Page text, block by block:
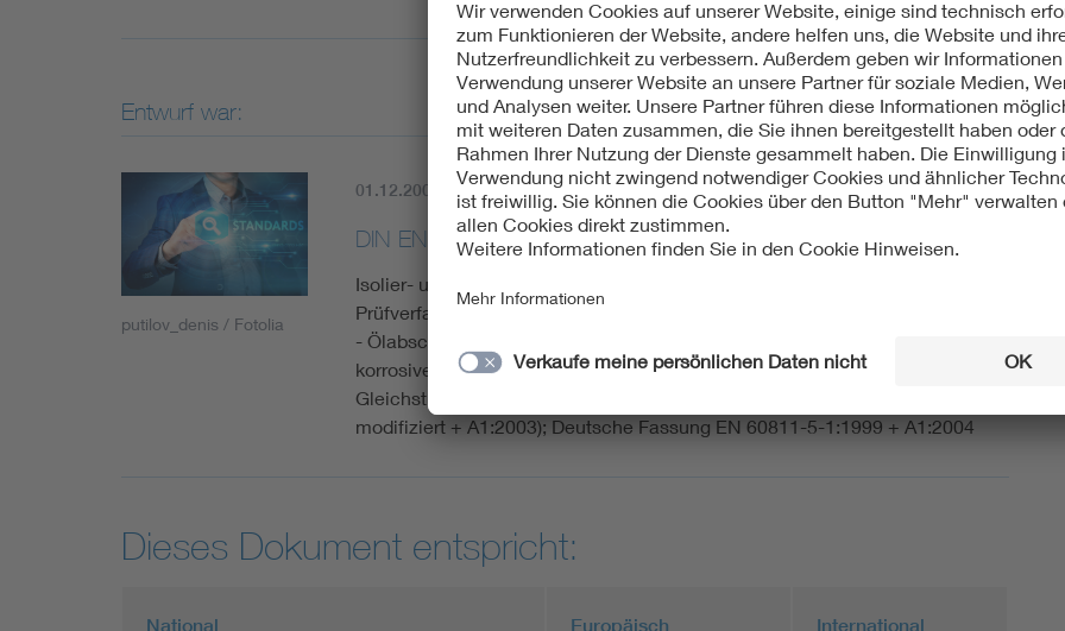
Entwurf war:
putilov_denis / Fotolia
01.12.2004 Historisch
DIN EN 60811-5-1 (VDE 0473-811-5-1):2004-12
Isolier- und Mantelwerkstoffe für Kabel und isolierte Leitungen - Allgemeine
Prüfverfahren - Teil 5-1: Besondere Prüfverfahren für Füllmassen - Tropfpunkt
- Ölabscheidung - Kälterissbeständigkeit - Gesamtsäurezahl - Abwesenheit
korrosiver Bestandteile - Dielektrizitätskonstante bei 23 °C -
Gleichstromwiderstand bei 23 °C und 100 °C (IEC 60811-5-1:1990,
modifiziert + A1:2003); Deutsche Fassung EN 60811-5-1:1999 + A1:2004
Dieses Dokument entspricht:
National Europäisch International